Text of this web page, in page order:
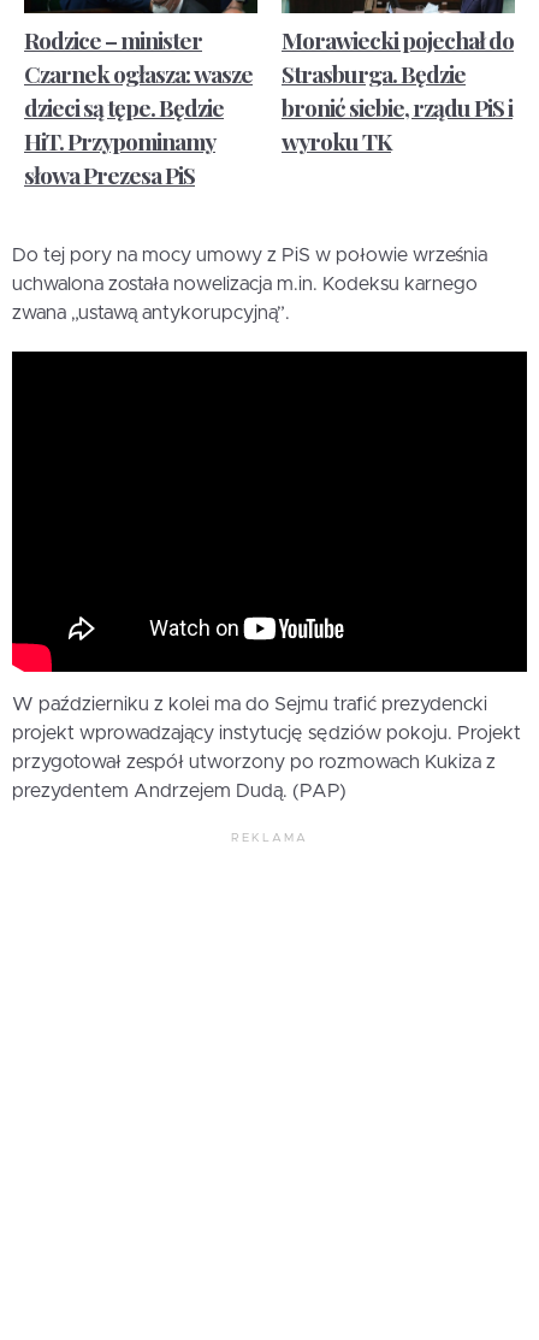
Rodzice – minister
Czarnek ogłasza: wasze
dzieci są tępe. Będzie
HiT. Przypominamy
słowa Prezesa PiS
Morawiecki pojechał do
Strasburga. Będzie
bronić siebie, rządu PiS i
wyroku TK
Do tej pory na mocy umowy z PiS w połowie września
uchwalona została nowelizacja m.in. Kodeksu karnego
zwana „ustawą antykorupcyjną”.
W październiku z kolei ma do Sejmu trafić prezydencki
projekt wprowadzający instytucję sędziów pokoju. Projekt
przygotował zespół utworzony po rozmowach Kukiza z
prezydentem Andrzejem Dudą. (PAP)
REKLAMA